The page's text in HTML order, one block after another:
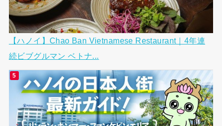
【ハノイ】Chao Ban Vietnamese Restaurant｜4年連
続ビブグルマン ベトナ...